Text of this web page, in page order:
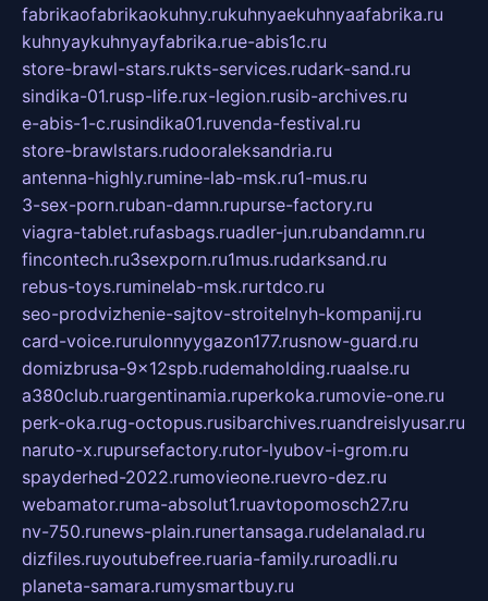
fabrikaofabrikaokuhny.rukuhnyaekuhnyaafabrika.ru
kuhnyaykuhnyayfabrika.rue-abis1c.ru
store-brawl-stars.rukts-services.rudark-sand.ru
sindika-01.rusp-life.rux-legion.rusib-archives.ru
e-abis-1-c.rusindika01.ruvenda-festival.ru
store-brawlstars.rudooraleksandria.ru
antenna-highly.rumine-lab-msk.ru1-mus.ru
3-sex-porn.ruban-damn.rupurse-factory.ru
viagra-tablet.rufasbags.ruadler-jun.rubandamn.ru
fincontech.ru3sexporn.ru1mus.rudarksand.ru
rebus-toys.ruminelab-msk.rurtdco.ru
seo-prodvizhenie-sajtov-stroitelnyh-kompanij.ru
card-voice.rurulonnyygazon177.rusnow-guard.ru
domizbrusa-9x12spb.rudemaholding.ruaalse.ru
a380club.ruargentinamia.ruperkoka.rumovie-one.ru
perk-oka.rug-octopus.rusibarchives.ruandreislyusar.ru
naruto-x.rupursefactory.rutor-lyubov-i-grom.ru
spayderhed-2022.rumovieone.ruevro-dez.ru
webamator.ruma-absolut1.ruavtopomosch27.ru
nv-750.runews-plain.runertansaga.rudelanalad.ru
dizfiles.ruyoutubefree.ruaria-family.ruroadli.ru
planeta-samara.rumysmartbuy.ru